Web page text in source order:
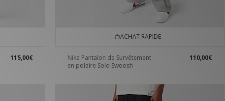
115,00€
ACHAT RAPIDE
Nike Pantalon de Survêtement
en polaire Solo Swoosh
110,00€